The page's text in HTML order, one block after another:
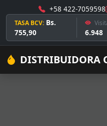
+58 422-7059598
TASA BCV: Bs.
755,90
6.948
DISTRIBUIDORA